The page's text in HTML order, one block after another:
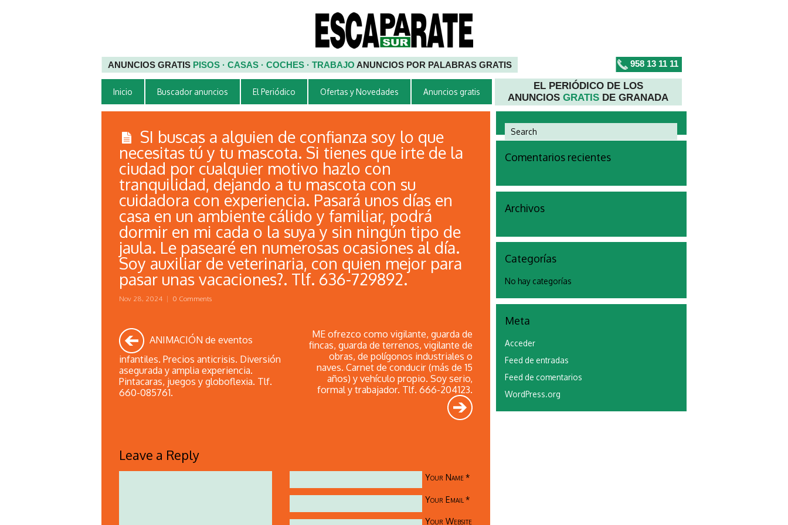
ANUNCIOS GRATIS PISOS · CASAS · COCHES · TRABAJO ANUNCIOS POR PALABRAS GRATIS 958 13 11 11
Inicio Buscador anuncios El Periódico Ofertas y Novedades Anuncios gratis
EL PERIÓDICO DE LOS
ANUNCIOSGRATIS DE GRANADA
SI buscas a alguien de confianza soy lo que
necesitas tú y tu mascota. Si tienes que irte de la
ciudad por cualquier motivo hazlo con
tranquilidad, dejando a tu mascota con su
cuidadora con experiencia. Pasará unos días en
casa en un ambiente cálido y familiar, podrá
dormir en mi cada o la suya y sin ningún tipo de
jaula. Le pasearé en numerosas ocasiones al día.
Soy auxiliar de veterinaria, con quien mejor para
pasar unas vacaciones?. Tlf. 636-729892.
Nov 28, 2024 | 0 Comments
ANIMACIÓN de eventos
infantiles. Precios anticrisis. Diversión
asegurada y amplia experiencia.
Pintacaras, juegos y globoflexia. Tlf.
660-085761.
ME ofrezco como vigilante, guarda de
fincas, guarda de terrenos, vigilante de
obras, de polígonos industriales o
naves. Carnet de conducir (más de 15
años) y vehículo propio. Soy serio,
formal y trabajador. Tlf. 666-204123.
Leave a Reply
Your Name*
Your Email *
Your Website
Comentarios recientes
Archivos
Categorías
No hay categorías
Meta
Acceder
Feed de entradas
Feed de comentarios
WordPress.org